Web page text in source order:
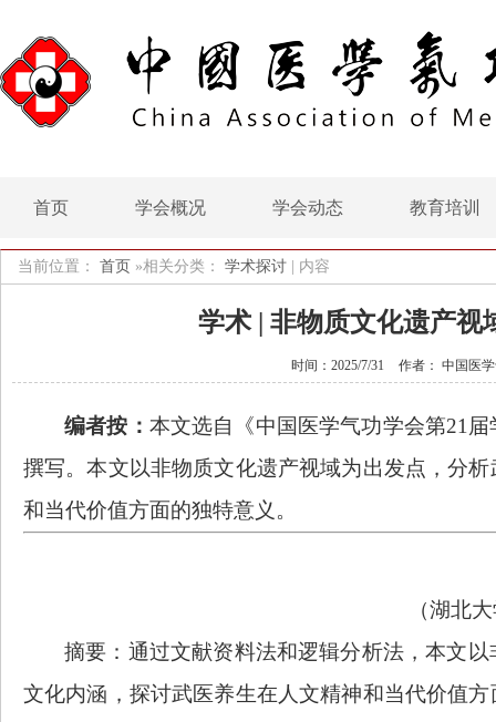
首页 学会概况 学会动态 教育培训
当前位置： 首页 »相关分类： 学术探讨 内容
学术 | 非物质文化遗产
时间：2025/7/31 作者： 中国医
编者按： 本文选自《中国医学气功学会第21
撰写。本文以非物质文化遗产视域为出发点，分
和当代价值方面的独特意义。
（湖北
摘要：通过文献资料法和逻辑分析法，本文
文化内涵，探讨武医养生在人文精神和当代价值